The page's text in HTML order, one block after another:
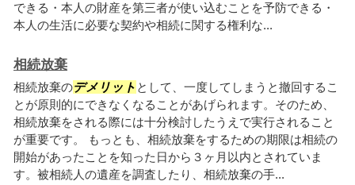
できる・本人の財産を第三者が使い込むことを予防できる・
本人の生活に必要な契約や相続に関する権利な...
相続放棄
相続放棄のデメリット として、一度してしまうと撤回するこ
とが原則的にできなくなることがあげられます。そのため、
相続放棄をされる際には十分検討したうえで実行されること
が重要です。 もっとも、相続放棄をするための期限は相続の
開始があったことを知った日から３ヶ月以内とされていま
す。被相続人の遺産を調査したり、相続放棄の手...